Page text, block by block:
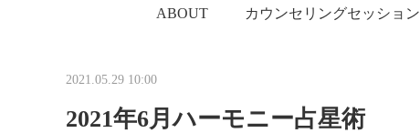
ABOUT カウンセリングセッション
2021.05.29 10:00
2021年6月ハーモニー占星術